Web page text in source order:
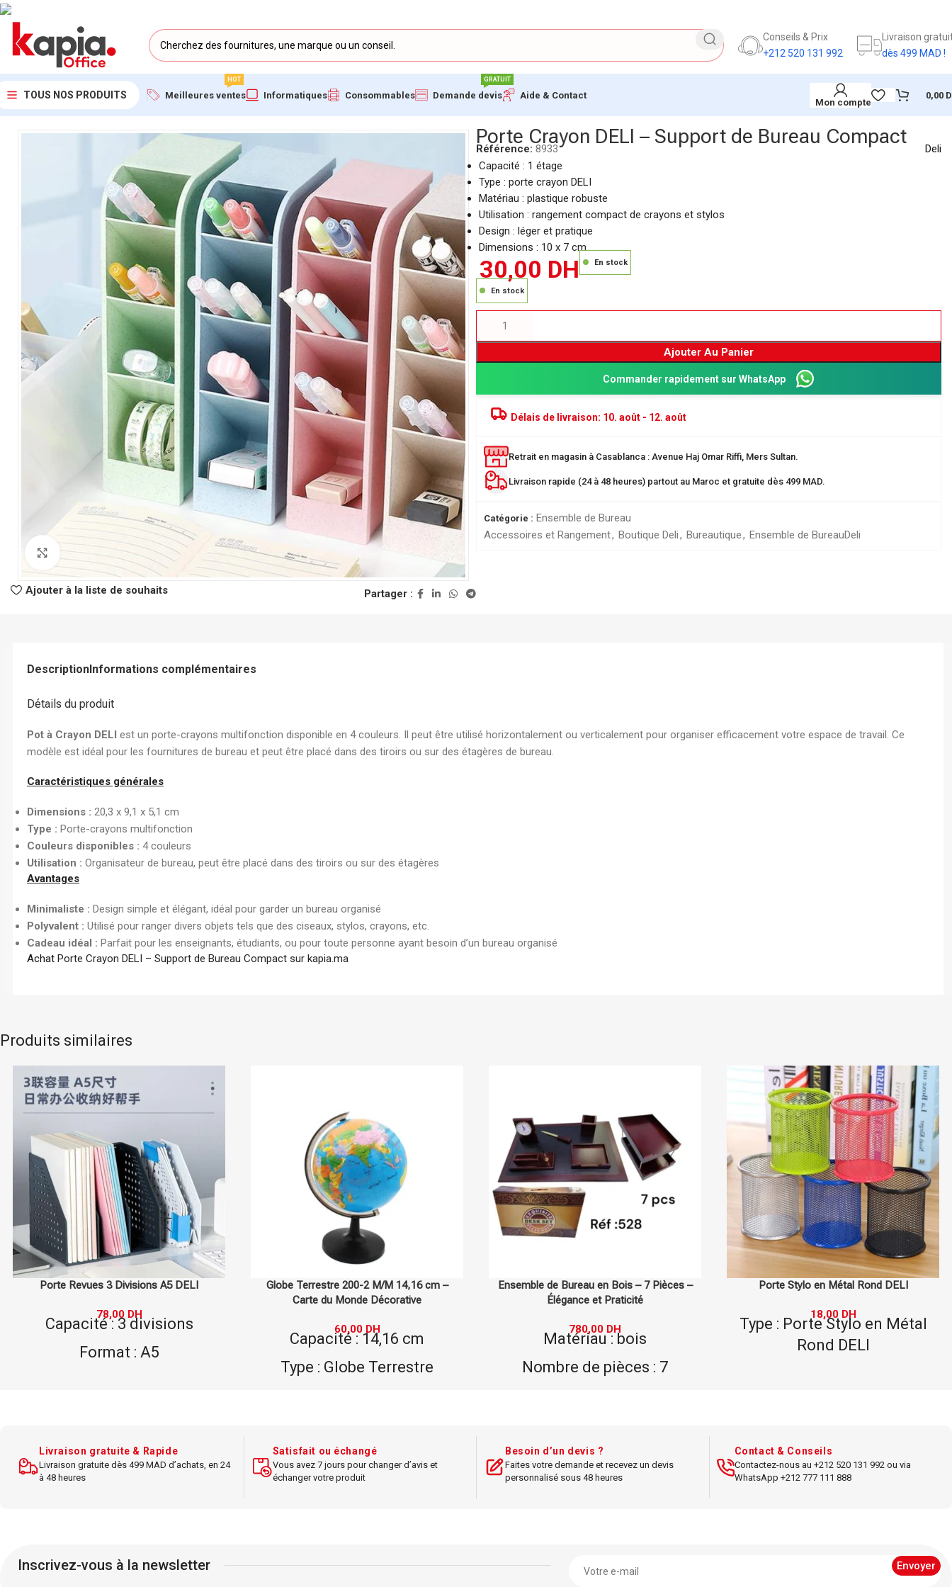
Conseils & Prix
+212 520 131 992
Livraison
dès 499 MAD !
TOUS NOS PRODUITS
Classeur à Levier
Classeur Rigide
Intercalaire
Ramette Chemise
Boîte Archive Cartonnée
Boîte Archive en Poly
Fastener
PRODUITS POPULAIRE
Nuageux - Idéal pour l'organisation
robuste pour archivage sécurisé
19,00DH
Meilleures ventes
HOT
Informatiques Consommables Demande devis
GRATUIT
Aide & Contact
Mon compte
0,00
Accueil/KAPIA OFFICE MAROC
Click to enlarge
Ajouter à la liste de souhaits Partager :
Porte Crayon DELI – Support de Bureau Compact
Référence: 8933
Deli
Capacité : 1 étage
Type : porte crayon DELI
Matériau : plastique robuste
Utilisation : rangement compact de crayons et stylos
Design : léger et pratique
Dimensions : 10 x 7 cm.
30,00 DH En stock
En stock
Ajouter Au Panier
Commander rapidement sur WhatsApp
Délais de livraison: 10. août - 12. août
Retrait en magasin à Casablanca : Avenue Haj Omar Riffi, Mers Sultan.
Livraison rapide (24 à 48 heures) partout au Maroc et gratuite dès 499 MAD.
Catégorie : Ensemble de Bureau
Accessoires et Rangement, Boutique Deli, Bureautique, Ensemble de BureauDeli
DescriptionInformations complémentaires
Détails du produit
Pot à Crayon DELI est un porte-crayons multifonction disponible en 4 couleurs. Il peut être utilisé horizontalement ou verticalement pour organiser efficacement votre espace de travail. Ce
modèle est idéal pour les fournitures de bureau et peut être placé dans des tiroirs ou sur des étagères de bureau.
Caractéristiques générales
Dimensions : 20,3 x 9,1 x 5,1 cm
Type : Porte-crayons multifonction
Couleurs disponibles : 4 couleurs
Utilisation : Organisateur de bureau, peut être placé dans des tiroirs ou sur des étagères
Avantages
Minimaliste : Design simple et élégant, idéal pour garder un bureau organisé
Polyvalent : Utilisé pour ranger divers objets tels que des ciseaux, stylos, crayons, etc.
Cadeau idéal : Parfait pour les enseignants, étudiants, ou pour toute personne ayant besoin d’un bureau organisé
Achat Porte Crayon DELI – Support de Bureau Compact sur kapia.ma
Produits similaires
Globe Terrestre 200-2 M/M 14,16 cm –
60,00 DH
Capacité : 14,16 cm
Usage : Décoratif
Carte : Carte du Monde
Ensemble de Bureau en Bois – 7 Pièces –
Élégance et Praticité
780,00DH
Matériau : bois
Nombre de pièces : 7
porte-courrier, 1 porte-carte,
1 corbeille, 1 bloc-notes, 1
règle, 1 boîte de rangement
Porte Stylo en Métal Rond DELI
Type : Porte Stylo en Métal
Rond DELI
Matériau : métal
Style : moderne, rond
Utilisation : bureau
Dévidoir de Bureau DELI – Distributeur de
54,00DH
Type : dévidoir de bureau
Dimensions : 14x7x6 cm
Couleur : rouge
Livraison gratuite & Rapide
Livraison gratuite dès 499 MAD d’achats, en 24
à 48 heures
Satisfait ou échangé
Vous avez 7 jours pour changer d’avis et
échanger votre produit
Besoin d’un devis ?
Faites votre demande et recevez un devis
personnalisé sous 48 heures
Contact & Conseils
Contactez-nous au +212 520 131 992 ou via
WhatsApp +212 777 111 888
Inscrivez-vous à la newsletter